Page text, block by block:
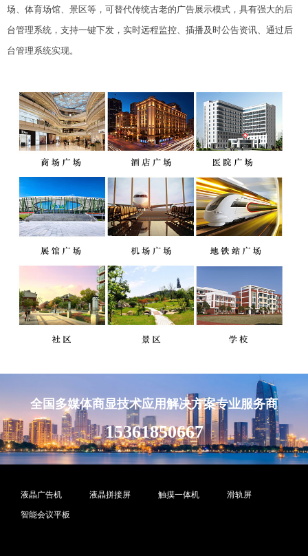
场、体育场馆、景区等，可替代传统古老的广告展示模式，具有强大的后
台管理系统，支持一键下发，实时远程监控、插播及时公告资讯、通过后
台管理系统实现。
全国多媒体商显技术应用解决方案专业服务商
15361850667
液晶广告机 液晶拼接屏 触摸一体机 滑轨屏
智能会议平板